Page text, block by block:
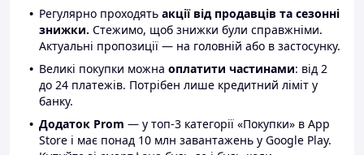
Регулярно проходять акції від продавців та сезонні
знижки. Стежимо, щоб знижки були справжніми.
Актуальні пропозиції — на головній або в застосунку.
Великі покупки можна оплатити частинами: від 2
до 24 платежів. Потрібен лише кредитний ліміт у
банку.
Додаток Prom — у топ-3 категорії «Покупки» в App
Store і має понад 10 млн завантажень у Google Play.